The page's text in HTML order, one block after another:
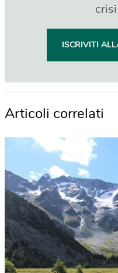
ISCRIVITI
Articoli correlati